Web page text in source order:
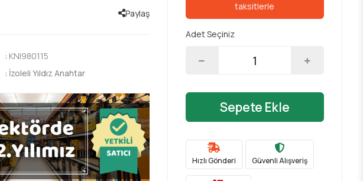
Paylaş
: KNI980115
: İzoleli Yıldız Anahtar
taksitlerle
Adet Seçiniz
Sepete Ekle
Hızlı Gönderi Güvenli Alışveriş